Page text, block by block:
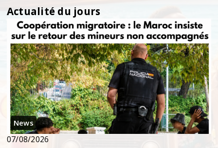
Actualité du jours
News
07/08/2026